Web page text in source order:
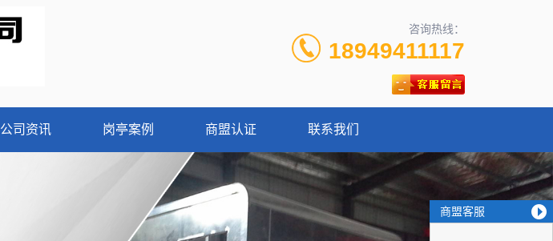
咨询热线：
18949411117
公司资讯 岗亭案例 商盟认证 联系我们
商盟客服